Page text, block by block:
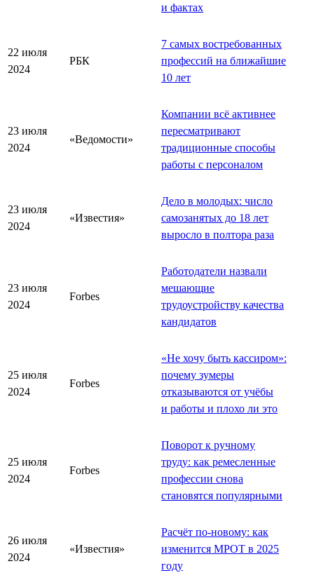
и фактах
22 июля
2024
РБК
7 самых востребованных
профессий на ближайшие
10 лет
23 июля
2024
«Ведомости»
Компании всё активнее
пересматривают
традиционные способы
работы с персоналом
23 июля
2024
«Известия»
Дело в молодых: число
самозанятых до 18 лет
выросло в полтора раза
23 июля
2024
Forbes
Работодатели назвали
мешающие
трудоустройству качества
кандидатов
25 июля
2024
Forbes
«Не хочу быть кассиром»:
почему зумеры
отказываются от учёбы
и работы и плохо ли это
25 июля
2024
Forbes
Поворот к ручному
труду: как ремесленные
профессии снова
становятся популярными
26 июля
2024
«Известия»
Расчёт по-новому: как
изменится МРОТ в 2025
году